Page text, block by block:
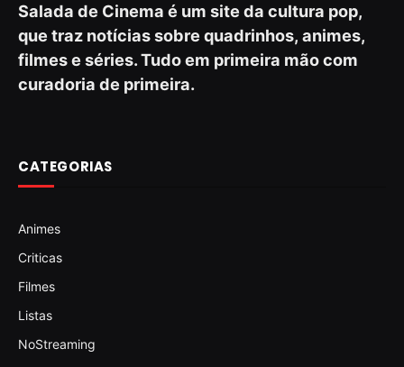
Salada de Cinema é um site da cultura pop,
que traz notícias sobre quadrinhos, animes,
filmes e séries. Tudo em primeira mão com
curadoria de primeira.
CATEGORIAS
Animes
Criticas
Filmes
Listas
NoStreaming